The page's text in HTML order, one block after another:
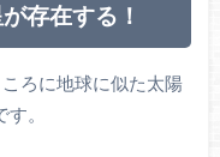
存在する！
ろに地球に似た太陽
。